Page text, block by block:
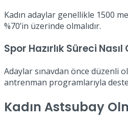
Kadın adaylar genellikle 1500
%70’in üzerinde olmalıdır.
Spor Hazırlık Süreci Nasıl
Adaylar sınavdan önce düzenli
antrenman programlarıyla
Kadın Astsubay